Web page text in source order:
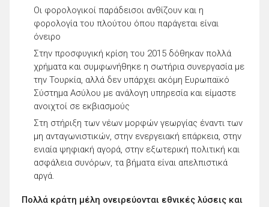
Οι φορολογικοί παράδεισοι ανθίζουν και η
φορολογία του πλούτου όπου παράγεται είναι
όνειρο
Στην προσφυγική κρίση του 2015 δόθηκαν πολλά
χρήματα και συμφωνήθηκε η σωτήρια συνεργασία με
την Τουρκία, αλλά δεν υπάρχει ακόμη Ευρωπαϊκό
Σύστημα Ασύλου με ανάλογη υπηρεσία και είμαστε
ανοιχτοί σε εκβιασμούς
Στη στήριξη των νέων μορφών γεωργίας έναντι των
μη ανταγωνιστικών, στην ενεργειακή επάρκεια, στην
ενιαία ψηφιακή αγορά, στην εξωτερική πολιτική και
ασφάλεια συνόρων, τα βήματα είναι απελπιστικά
αργά.
Πολλά κράτη μέλη ονειρεύονται εθνικές λύσεις και